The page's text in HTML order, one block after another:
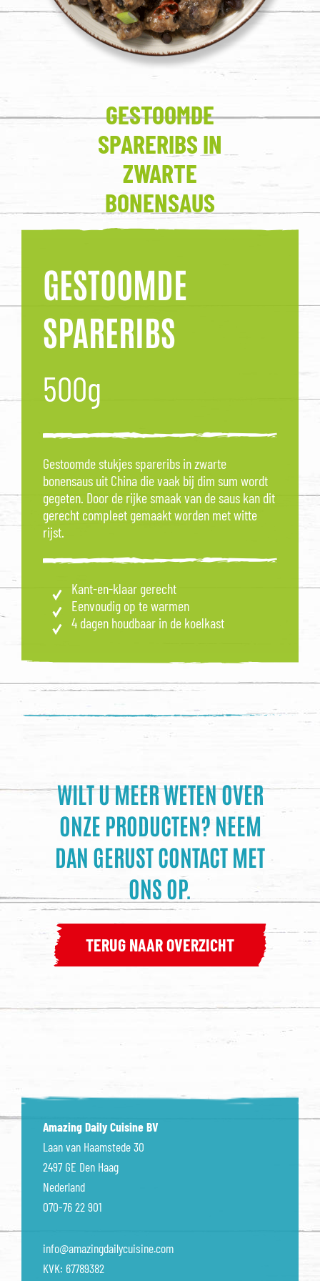
GESTOOMDE
SPARERIBS IN
ZWARTE
BONENSAUS
GESTOOMDE
SPARERIBS
500g
Gestoomde stukjes spareribs in zwarte
bonensaus uit China die vaak bij dim sum wordt
gegeten. Door de rijke smaak van de saus kan dit
gerecht compleet gemaakt worden met witte
rijst.
Kant-en-klaar gerecht
Eenvoudig op te warmen
4 dagen houdbaar in de koelkast
WILT U MEER WETEN OVER
ONZE PRODUCTEN? NEEM
DAN GERUST CONTACT MET
ONS OP.
TERUG NAAR OVERZICHT
Amazing Daily Cuisine BV
Laan van Haamstede 30
2497 GE Den Haag
Nederland
070-76 22 901
info@amazingdailycuisine.com
KVK: 67789382